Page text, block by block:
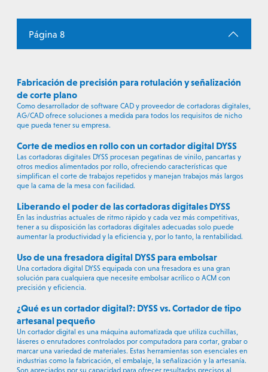
Página 8
Fabricación de precisión para rotulación y señalización
de corte plano
Como desarrollador de software CAD y proveedor de cortadoras digitales,
AG/CAD ofrece soluciones a medida para todos los requisitos de nicho
que pueda tener su empresa.
Corte de medios en rollo con un cortador digital DYSS
Las cortadoras digitales DYSS procesan pegatinas de vinilo, pancartas y
otros medios alimentados por rollo, ofreciendo características que
simplifican el corte de trabajos repetidos y manejan trabajos más largos
que la cama de la mesa con facilidad.
Liberando el poder de las cortadoras digitales DYSS
En las industrias actuales de ritmo rápido y cada vez más competitivas,
tener a su disposición las cortadoras digitales adecuadas solo puede
aumentar la productividad y la eficiencia y, por lo tanto, la rentabilidad.
Uso de una fresadora digital DYSS para embolsar
Una cortadora digital DYSS equipada con una fresadora es una gran
solución para cualquiera que necesite embolsar acrílico o ACM con
precisión y eficiencia.
¿Qué es un cortador digital?: DYSS vs. Cortador de tipo
artesanal pequeño
Un cortador digital es una máquina automatizada que utiliza cuchillas,
láseres o enrutadores controlados por computadora para cortar, grabar o
marcar una variedad de materiales. Estas herramientas son esenciales en
industrias como la fabricación, el embalaje, la señalización y la artesanía.